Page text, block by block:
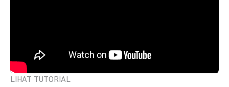
LIHAT TUTORIAL